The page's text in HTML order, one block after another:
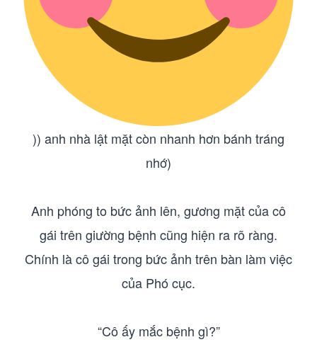
)) anh nhà lật mặt còn nhanh hơn bánh tráng
nhớ)
Anh phóng to bức ảnh lên, gương mặt của cô
gái trên giường bệnh cũng hiện ra rõ ràng.
Chính là cô gái trong bức ảnh trên bàn làm việc
của Phó cục.
“Cô ấy mắc bệnh gì?”